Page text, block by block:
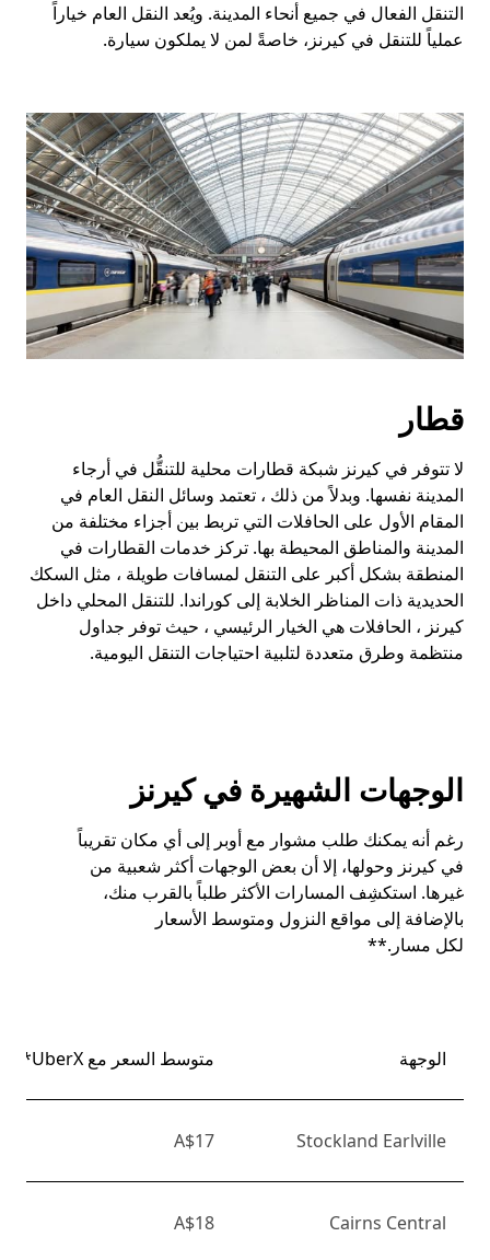
التنقل الفعال في جميع أنحاء المدينة. ويُعد النقل العام خياراً
عملياً للتنقل في كيرنز، خاصةً لمن لا يملكون سيارة.
قطار
لا تتوفر في كيرنز شبكة قطارات محلية للتنقُّل في أرجاء
المدينة نفسها. وبدلاً من ذلك ، تعتمد وسائل النقل العام في
المقام الأول على الحافلات التي تربط بين أجزاء مختلفة من
المدينة والمناطق المحيطة بها. تركز خدمات القطارات في
المنطقة بشكل أكبر على التنقل لمسافات طويلة ، مثل السكك
الحديدية ذات المناظر الخلابة إلى كوراندا. للتنقل المحلي داخل
كيرنز ، الحافلات هي الخيار الرئيسي ، حيث توفر جداول
منتظمة وطرق متعددة لتلبية احتياجات التنقل اليومية.
الوجهات الشهيرة في كيرنز
رغم أنه يمكنك طلب مشوار مع أوبر إلى أي مكان تقريباً
في كيرنز وحولها، إلا أن بعض الوجهات أكثر شعبية من
غيرها. استكشِف المسارات الأكثر طلباً بالقرب منك،
بالإضافة إلى مواقع النزول ومتوسط الأسعار
لكل مسار.**
الوجهة متوسط السعر مع UberX*
Stockland Earlville
A$17
Cairns Central
A$18